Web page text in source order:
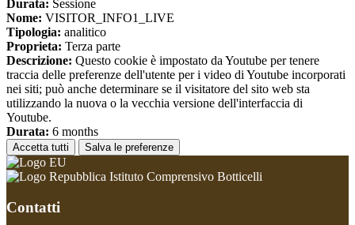
Durata: Sessione
Nome: VISITOR_INFO1_LIVE
Tipologia: analitico
Proprieta: Terza parte
Descrizione: Questo cookie è impostato da Youtube per tenere
traccia delle preferenze dell'utente per i video di Youtube incorporati
nei siti; può anche determinare se il visitatore del sito web sta
utilizzando la nuova o la vecchia versione dell'interfaccia di
Youtube.
Durata: 6 months
Accetta tutti Salva le preferenze
Istituto Comprensivo Botticelli
Contatti